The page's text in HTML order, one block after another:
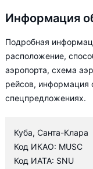
Информация
Подробная
расположение,
аэропорта, схема
рейсов, информация
спецпредложениях.
Куба, Санта-Клара
Код ИКАО: MUSC
Код ИАТА: SNU